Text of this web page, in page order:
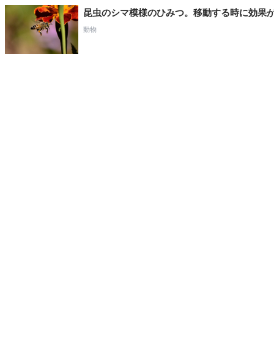
昆虫のシマ模様のひみつ。移動する時に効果
動物